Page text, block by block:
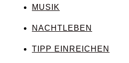
MUSIK
NACHTLEBEN
TIPP EINREICHEN